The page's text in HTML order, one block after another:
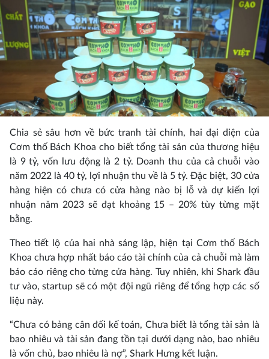
Chia sẻ sâu hơn về bức tranh tài chính, hai đại diện của
Cơm thố Bách Khoa cho biết tổng tài sản của thương hiệu
là 9 tỷ, vốn lưu động là 2 tỷ. Doanh thu của cả chuỗi vào
năm 2022 là 40 tỷ, lợi nhuận thu về là 5 tỷ. Đặc biệt, 30 cửa
hàng hiện có chưa có cửa hàng nào bị lỗ và dự kiến lợi
nhuận năm 2023 sẽ đạt khoảng 15 – 20% tùy từng mặt
bằng.
Theo tiết lộ của hai nhà sáng lập, hiện tại Cơm thố Bách
Khoa chưa hợp nhất báo cáo tài chính của cả chuỗi mà làm
báo cáo riêng cho từng cửa hàng. Tuy nhiên, khi Shark đầu
tư vào, startup sẽ có một đội ngũ riêng để tổng hợp các số
liệu này.
“Chưa có bảng cân đối kế toán, Chưa biết là tổng tài sản là
bao nhiêu và tài sản đang tồn tại dưới dạng nào, bao nhiêu
là vốn chủ, bao nhiêu là nợ”, Shark Hưng kết luận.